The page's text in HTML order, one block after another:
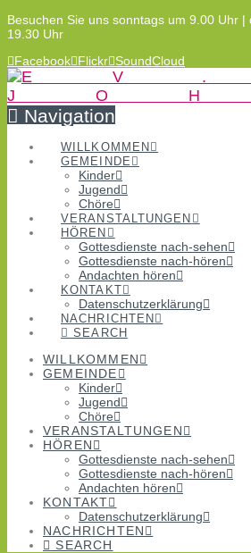
Besuchen Sie uns sonntags um 9.00 Uhr |
19.30 Uhr
Facebook Flickr SoundCloud
Navigation
WILLKOMMEN
GEMEINDE
Kinder
Jugend
Chöre
VERANSTALTUNGEN
HÖREN
Gottesdienste nach-sehen
Gottesdienste nach-hören
Andachten hören
KONTAKT
Datenschutzerklärung
NACHRICHTEN
SEARCH
WILLKOMMEN
GEMEINDE
Kinder
Jugend
Chöre
VERANSTALTUNGEN
HÖREN
Gottesdienste nach-sehen
Gottesdienste nach-hören
Andachten hören
KONTAKT
Datenschutzerklärung
NACHRICHTEN
SEARCH